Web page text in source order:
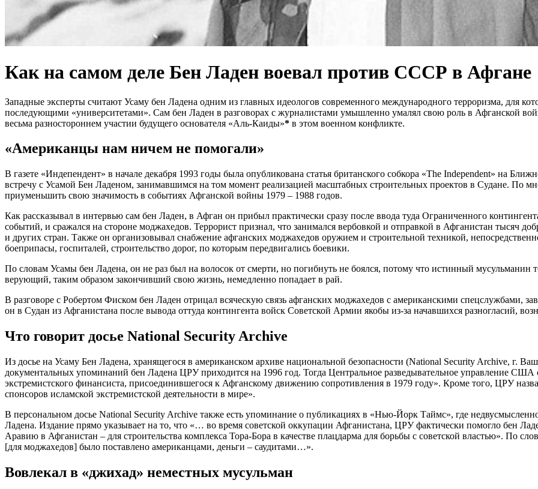
Как на самом деле Бен Ладен воевал против СССР в Афгане
Западные эксперты считают Усаму бен Ладена одним из главных идеологов современного международного терроризма, для
последующими «университетами». Сам бен Ладен в разговорах с журналистами умышленно умалял свою роль в Афганской
весьма разностороннем участии будущего основателя «Аль-Каиды»* в этом военном конфликте.
«Американцы нам ничем не помогали»
В газете «Индепендент» в начале декабря 1993 годы была опубликована статья британского собкора «The Independent» на
встречу с Усамой Бен Ладеном, занимавшимся на том момент реализацией масштабных строительных проектов в Судане. По
приуменьшить свою значимость в событиях Афганской войны 1979 – 1988 годов.
Как рассказывал в интервью сам бен Ладен, в Афган он прибыл практически сразу после ввода туда Ограниченного
событий, и сражался на стороне моджахедов. Террорист признал, что занимался вербовкой и отправкой в Афганистан тысяч
и других стран. Также он организовывал снабжение афганских моджахедов оружием и строительной техникой,
боеприпасы, госпиталей, строительство дорог, по которым передвигались боевики.
По словам Усамы бен Ладена, он не раз был на волосок от смерти, но погибнуть не боялся, потому что истинный мусульманин
верующий, таким образом закончивший свою жизнь, немедленно попадает в рай.
В разговоре с Робертом Фиском бен Ладен отрицал всяческую связь афганских моджахедов с американскими спецслужбами,
он в Судан из Афганистана после вывода оттуда контингента войск Советской Армии якобы из-за начавшихся разногласий,
Что говорит досье National Security Archive
Из досье на Усаму Бен Ладена, хранящегося в американском архиве национальной безопасности (National Security Archive, г.
документальных упоминаний бен Ладена ЦРУ приходится на 1996 год. Тогда Центральное разведывательное управление США
экстремистского финансиста, присоединившегося к Афганскому движению сопротивления в 1979 году». Кроме того, ЦРУ
спонсоров исламской экстремистской деятельности в мире».
В персональном досье National Security Archive также есть упоминание о публикациях в «Нью-Йорк Таймс», где
Ладена. Издание прямо указывает на то, что «… во время советской оккупации Афганистана, ЦРУ фактически помогло бен
Аравию в Афганистан – для строительства комплекса Тора-Бора в качестве плацдарма для борьбы с советской властью».
[для моджахедов] было поставлено американцами, деньги – саудитами…».
Вовлекал в «джихад» неместных мусульман